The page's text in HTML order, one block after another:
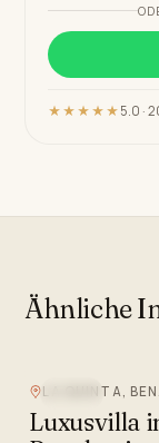
★★★★★ 5.0 ·
Ähnliche
LA QUINTA,
Luxusvilla